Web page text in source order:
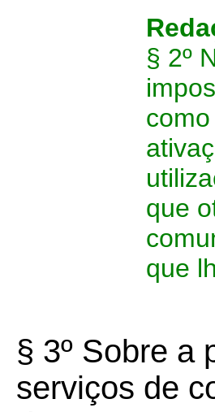
§ 2º
que
que
§ 3º Sobre a
serviços de